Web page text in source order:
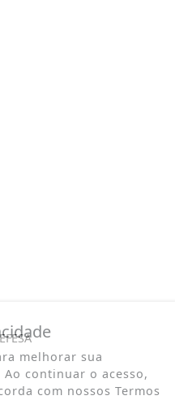
melhorar sua
continuar o acesso,
com nossos Termos